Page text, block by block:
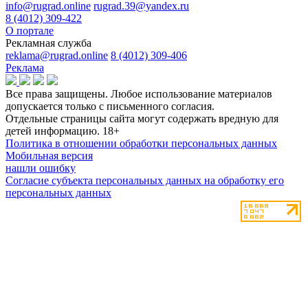
info@rugrad.online rugrad.39@yandex.ru
8 (4012) 309-422
О портале
Рекламная служба
reklama@rugrad.online 8 (4012) 309-406
Реклама
Все права защищены. Любое использование материалов
допускается только с письменного согласия.
Отдельные страницы сайта могут содержать вредную для
детей информацию. 18+
Политика в отношении обработки персональных данных
Мобильная версия
нашли ошибку
Согласие субъекта персональных данных на обработку его
персональных данных